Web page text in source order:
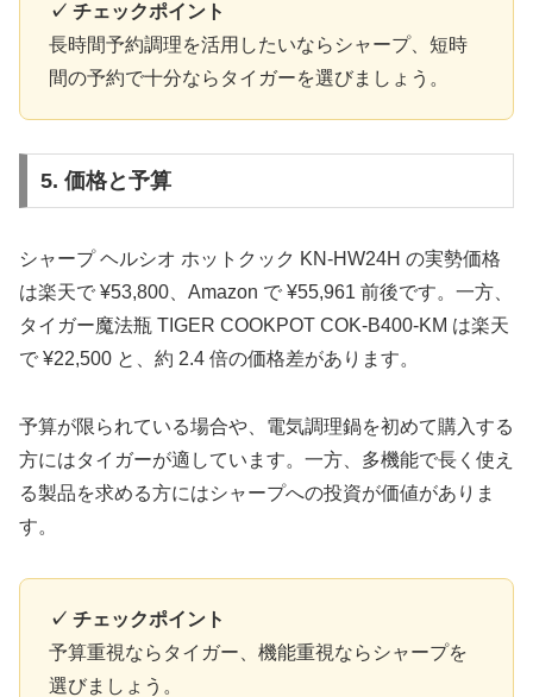
✓ チェックポイント
長時間予約調理を活用したいならシャープ、短時
間の予約で十分ならタイガーを選びましょう。
5. 価格と予算
シャープ ヘルシオ ホットクック KN-HW24H の実勢価格
は楽天で ¥53,800、Amazon で ¥55,961 前後です。一方、
タイガー魔法瓶 TIGER COOKPOT COK-B400-KM は楽天
で ¥22,500 と、約 2.4 倍の価格差があります。
予算が限られている場合や、電気調理鍋を初めて購入する
方にはタイガーが適しています。一方、多機能で長く使え
る製品を求める方にはシャープへの投資が価値がありま
す。
✓ チェックポイント
予算重視ならタイガー、機能重視ならシャープを
選びましょう。